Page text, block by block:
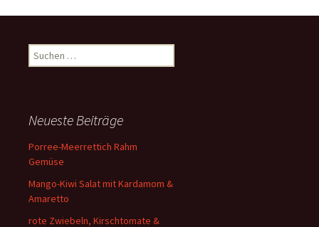
Suchen
nach:
Neueste Beiträge
Porree-Meerrettich Rahm
Gemüse
Mango-Kiwi Salat mit Kardamom &
Amaretto
rote Zwiebeln, Kirschtomate &